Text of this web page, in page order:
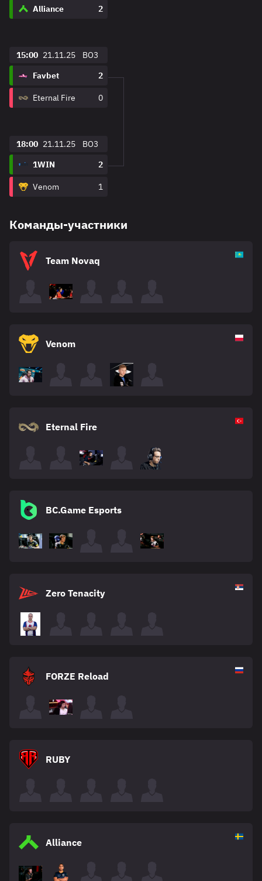
Alliance 2
15:00 21.11.25
BO3
Favbet
2
Eternal Fire 0
18:00 21.11.25
BO3
1WIN
2
Venom 1
Команды-участники
Team Novaq
Venom
Eternal Fire
BC.Game Esports
Zero Tenacity
FORZE Reload
RUBY
Alliance